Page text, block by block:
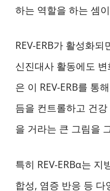
하는 역할을 하는 셈
REV-ERB가 활성화
신진대사 활동에도
은 이 REV-ERB를 통
듬을 컨트롤하고 건
을 거라는 큰 그림을
특히 REV-ERBα는 지
합성, 염증 반응 등